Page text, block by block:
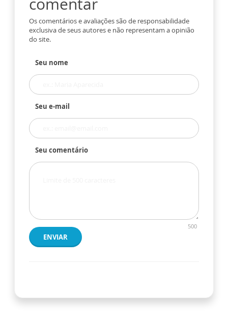
Os comentários e avaliações são de responsabilidade
exclusiva de seus autores e não representam a opinião
do site.
Seu nome
Seu e-mail
Seu comentário
500
ENVIAR